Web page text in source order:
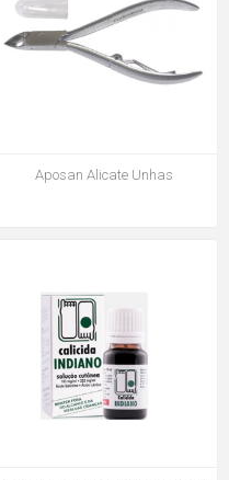
Aposan Alicate Unhas